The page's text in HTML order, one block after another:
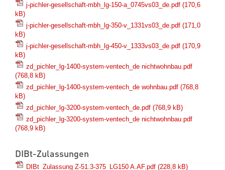
j-pichler-gesellschaft-mbh_lg-150-a_0745vs03_de.pdf (170,6
kB)
j-pichler-gesellschaft-mbh_lg-350-v_1331vs03_de.pdf (171,0
kB)
j-pichler-gesellschaft-mbh_lg-450-v_1333vs03_de.pdf (170,9
kB)
zd_pichler_lg-1400-system-ventech_de nichtwohnbau.pdf
(768,8 kB)
zd_pichler_lg-1400-system-ventech_de wohnbau.pdf (768,8
kB)
zd_pichler_lg-3200-system-ventech_de.pdf (768,9 kB)
zd_pichler_lg-3200-system-ventech_de nichtwohnbau.pdf
(768,9 kB)
DIBt-Zulassungen
DIBt_Zulassung Z-51.3-375_LG150 A.AF.pdf (228,8 kB)